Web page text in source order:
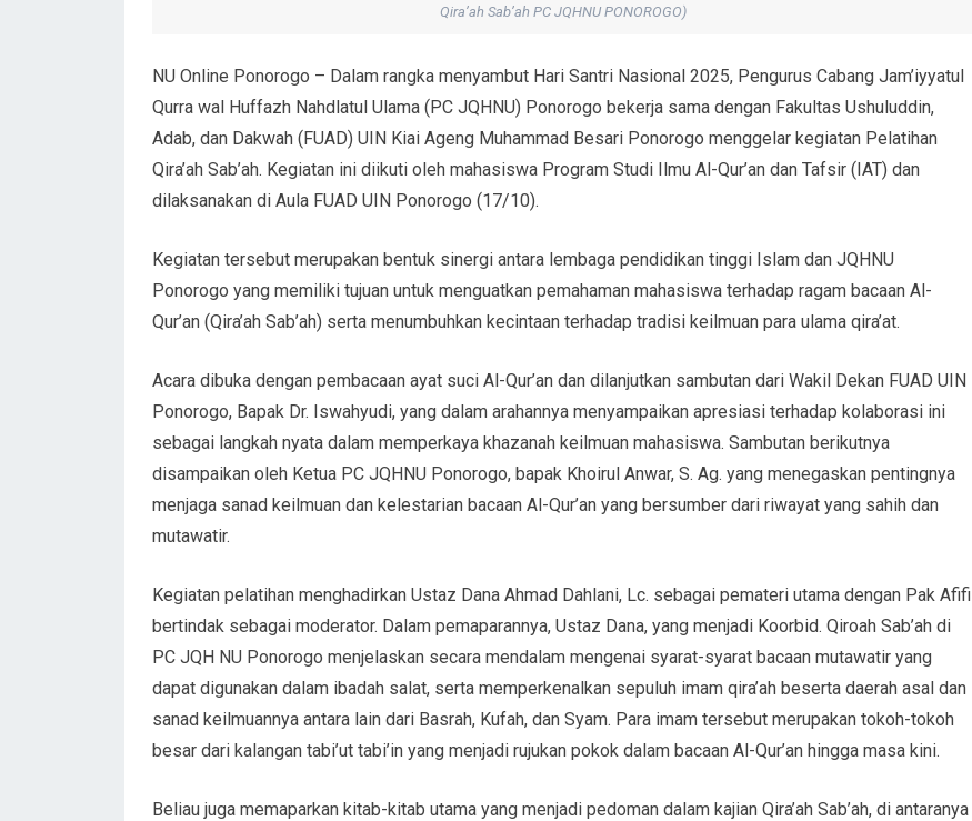
Qira’ah Sab’ah PC JQHNU PONOROGO)
NU Online Ponorogo – Dalam rangka menyambut Hari Santri Nasional 2025, Pengurus Cabang Jam’iyyatul
Qurra wal Huffazh Nahdlatul Ulama (PC JQHNU) Ponorogo bekerja sama dengan Fakultas Ushuluddin,
Adab, dan Dakwah (FUAD) UIN Kiai Ageng Muhammad Besari Ponorogo menggelar kegiatan Pelatihan
Qira’ah Sab’ah. Kegiatan ini diikuti oleh mahasiswa Program Studi Ilmu Al-Qur’an dan Tafsir (IAT) dan
dilaksanakan di Aula FUAD UIN Ponorogo (17/10).
Kegiatan tersebut merupakan bentuk sinergi antara lembaga pendidikan tinggi Islam dan JQHNU
Ponorogo yang memiliki tujuan untuk menguatkan pemahaman mahasiswa terhadap ragam bacaan Al-
Qur’an (Qira’ah Sab’ah) serta menumbuhkan kecintaan terhadap tradisi keilmuan para ulama qira’at.
Acara dibuka dengan pembacaan ayat suci Al-Qur’an dan dilanjutkan sambutan dari Wakil Dekan FUAD UIN
Ponorogo, Bapak Dr. Iswahyudi, yang dalam arahannya menyampaikan apresiasi terhadap kolaborasi ini
sebagai langkah nyata dalam memperkaya khazanah keilmuan mahasiswa. Sambutan berikutnya
disampaikan oleh Ketua PC JQHNU Ponorogo, bapak Khoirul Anwar, S. Ag. yang menegaskan pentingnya
menjaga sanad keilmuan dan kelestarian bacaan Al-Qur’an yang bersumber dari riwayat yang sahih dan
mutawatir.
Kegiatan pelatihan menghadirkan Ustaz Dana Ahmad Dahlani, Lc. sebagai pemateri utama dengan Pak Afifi
bertindak sebagai moderator. Dalam pemaparannya, Ustaz Dana, yang menjadi Koorbid. Qiroah Sab’ah di
PC JQH NU Ponorogo menjelaskan secara mendalam mengenai syarat-syarat bacaan mutawatir yang
dapat digunakan dalam ibadah salat, serta memperkenalkan sepuluh imam qira’ah beserta daerah asal dan
sanad keilmuannya antara lain dari Basrah, Kufah, dan Syam. Para imam tersebut merupakan tokoh-tokoh
besar dari kalangan tabi’ut tabi’in yang menjadi rujukan pokok dalam bacaan Al-Qur’an hingga masa kini.
Beliau juga memaparkan kitab-kitab utama yang menjadi pedoman dalam kajian Qira’ah Sab’ah, di antaranya